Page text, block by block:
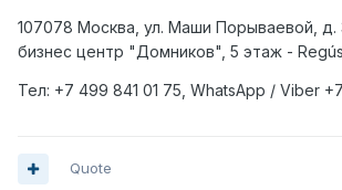
107078 Москва, ул. Маши Порываевой, д.
бизнес центр "Домников", 5 этаж - Regús
Тел: +7 499 841 01 75, WhatsApp / Viber
Quote